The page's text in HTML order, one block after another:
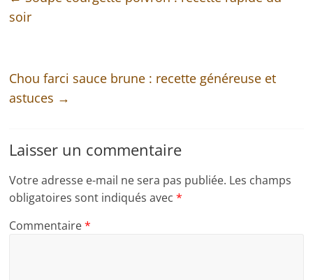
soir
Chou farci sauce brune : recette généreuse et
astuces →
Laisser un commentaire
Votre adresse e-mail ne sera pas publiée. Les champs
obligatoires sont indiqués avec*
Commentaire*